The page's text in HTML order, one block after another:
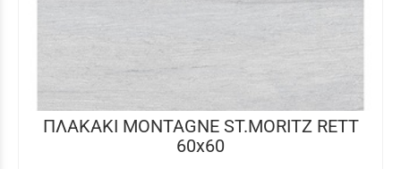
ΠΛΑΚΑΚΙ MONTAGNE ST.MORITZ RETT
60x60